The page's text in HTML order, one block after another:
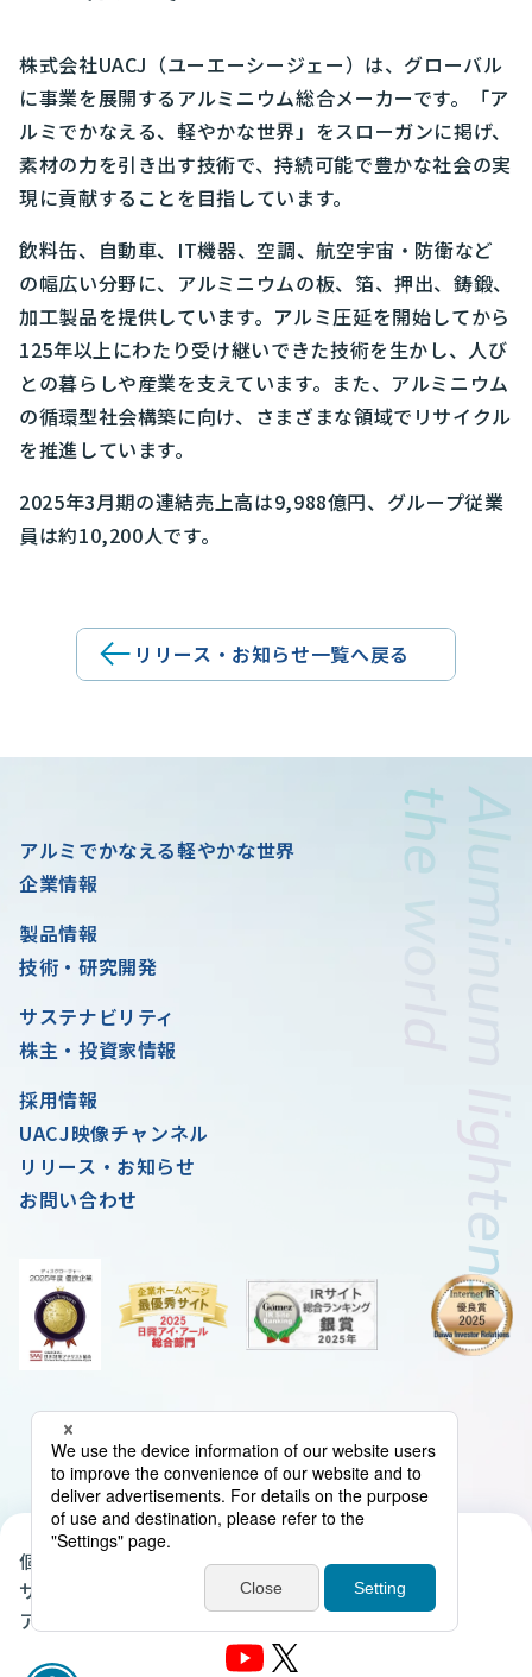
株式会社UACJ（ユーエーシージェー）は、グローバル
に事業を展開するアルミニウム総合メーカーです。「ア
ルミでかなえる、軽やかな世界」をスローガンに掲げ、
素材の力を引き出す技術で、持続可能で豊かな社会の実
現に貢献することを目指しています。
飲料缶、自動車、IT機器、空調、航空宇宙・防衛など
の幅広い分野に、アルミニウムの板、箔、押出、鋳鍛、
加工製品を提供しています。アルミ圧延を開始してから
125年以上にわたり受け継いできた技術を生かし、人び
との暮らしや産業を支えています。また、アルミニウム
の循環型社会構築に向け、さまざまな領域でリサイクル
を推進しています。
2025年3月期の連結売上高は9,988億円、グループ従業
員は約10,200人です。
リリース・お知らせ一覧へ戻る
アルミでかなえる軽やかな世界
企業情報
製品情報
技術・研究開発
サステナビリティ
株主・投資家情報
採用情報
UACJ映像チャンネル
リリース・お知らせ
お問い合わせ
個人情報の取扱いについてクッキーポリシー
サイトマップ
当サイトについて
アクセシビリティ・ポリシー電子公告